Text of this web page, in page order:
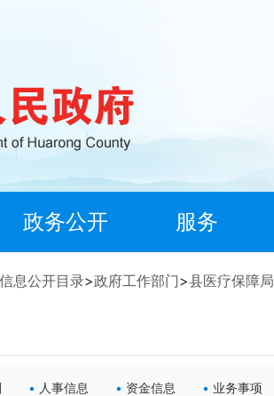
政务公开 服务
息公开目录>政府工作部门>县医疗保障局
人事信息 资金信息 业务事项